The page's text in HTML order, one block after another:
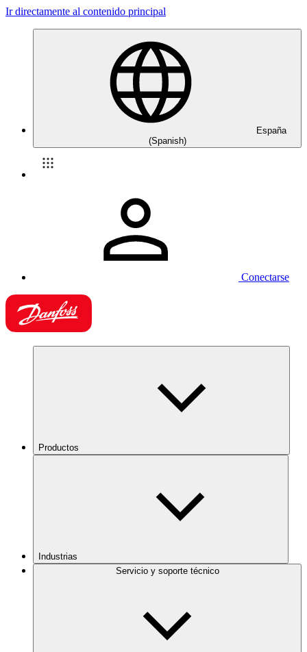
Ir directamente al contenido principal
España
(Spanish)
Conectarse
Productos
Industrias
Servicio y soporte técnico